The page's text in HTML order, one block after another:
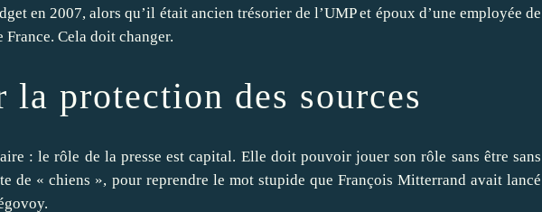
en 2007, alors qu’il était ancien trésorier de l’UMP et époux d’une employée de
Cela doit changer.
la protection des sources
: le rôle de la presse est capital. Elle doit pouvoir jouer son rôle sans être sans
de « chiens », pour reprendre le mot stupide que François Mitterrand avait lancé